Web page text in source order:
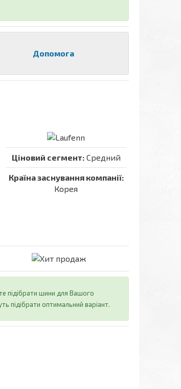
Допомога
Ціновий сегмент:Средний
Країна заснування компанії:
Корея
підібрати шини для Вашого
підібрати оптимальний варіант.